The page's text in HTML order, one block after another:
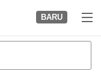
BARU